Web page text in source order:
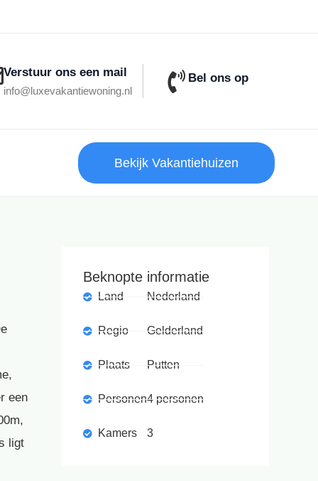
Verstuur ons een mail
info@luxevakantiewoning.nl
Bel ons op
Bekijk Vakantiehuizen
een
ligt
Beknopte informatie
Land
Regio
Plaats
Personen
Kamers
Nederland
Gelderland
Putten
4 personen
3